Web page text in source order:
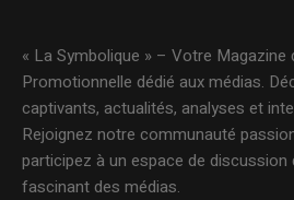
« La Symbolique » – Votre Magazine
Promotionnelle dédié aux médias.
captivants, actualités, analyses et
Rejoignez notre communauté
participez à un espace de discussion
fascinant des médias.